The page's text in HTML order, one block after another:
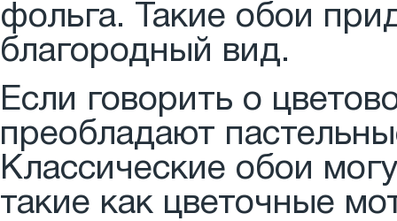
фольга. Такие обои
благородный вид.
Если говорить о
преобладают
Классические обои
такие как цветочные